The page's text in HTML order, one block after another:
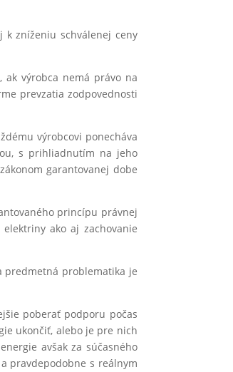
zníženiu schválenej ceny
výrobca nemá právo na
prevzatia zodpovednosti
výrobcovi ponecháva
s prihliadnutím na jeho
garantovanej dobe
princípu právnej
ako aj zachovanie
predmetná problematika je
poberať podporu počas
ukončiť, alebo je pre nich
avšak za súčasného
pravdepodobne s reálnym